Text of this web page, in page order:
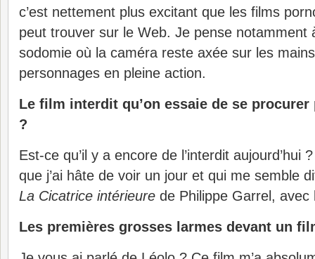
c’est nettement plus excitant que les films
peut trouver sur le Web. Je pense notamment
sodomie où la caméra reste axée sur les
personnages en pleine action.
Le film interdit qu’on essaie de se
?
Est-ce qu’il y a encore de l’interdit aujourd’hui
que j’ai hâte de voir un jour et qui me semble
La Cicatrice intérieure de Philippe Garrel, avec
Les premières grosses larmes devant un